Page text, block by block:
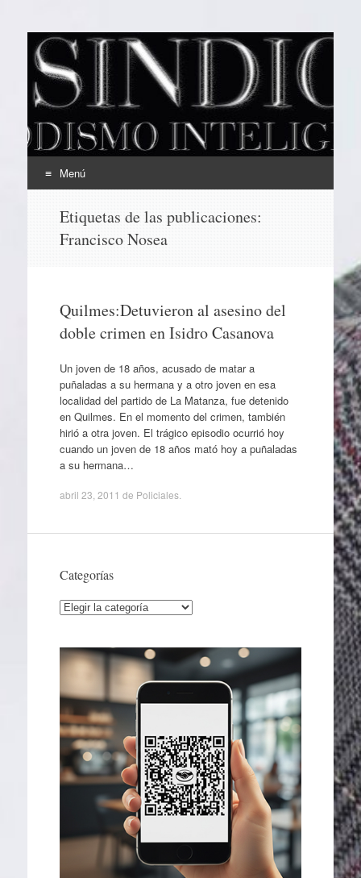
EL SINDICAL
Periodismo Inteligente
Menú
contenido
Etiquetas de las publicaciones:
Francisco Nosea
Quilmes:Detuvieron al asesino del
doble crimen en Isidro Casanova
Un joven de 18 años, acusado de matar a
puñaladas a su hermana y a otro joven en esa
localidad del partido de La Matanza, fue detenido
en Quilmes. En el momento del crimen, también
hirió a otra joven. El trágico episodio ocurrió hoy
cuando un joven de 18 años mató hoy a puñaladas
a su hermana…
abril 23, 2011 de Policiales.
Categorías
Categorías